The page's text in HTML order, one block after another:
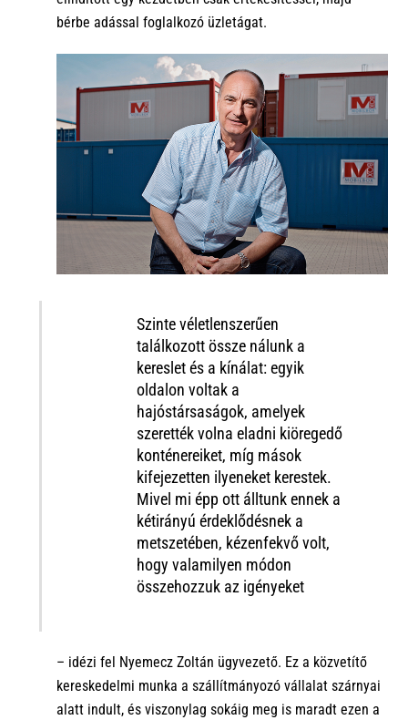
bérbe adással foglalkozó üzletágat.
Szinte véletlenszerűen
találkozott össze nálunk a
kereslet és a kínálat:egyik
oldalon voltak a
hajóstársaságok, amelyek
szerették volna eladni kiöregedő
konténereiket, míg mások
kifejezetten ilyeneket kerestek.
Mivel mi épp ott álltunk ennek a
kétirányú érdeklődésnek a
metszetében, kézenfekvő volt,
hogy valamilyen módon
összehozzuk az igényeket
– idézifel Nyemecz Zoltán ügyvezető. Ez a közvetítő
kereskedelmi munka a szállítmányozó vállalatszárnyai
alatt indult, és viszonylag sokáig meg is maradtezen a